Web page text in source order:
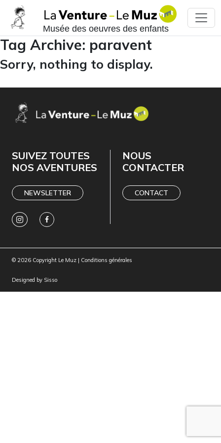
Musée des oeuvres des enfants
Tag Archive: paravent
Sorry, nothing to display.
SUIVEZ TOUTES
NOS AVENTURES
NEWSLETTER
NOUS
CONTACTER
CONTACT
© 2026 Copyright Le Muz | Conditions générales
Designed by Sisso